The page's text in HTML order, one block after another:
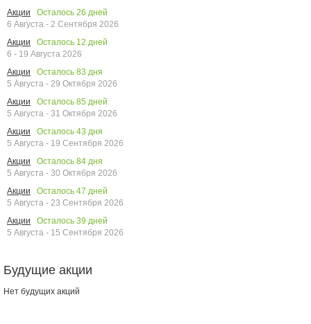
Акции
Осталось 26 дней
6 Августа - 2 Сентября 2026
Акции
Осталось 12 дней
6 - 19 Августа 2026
Акции
Осталось 83 дня
5 Августа - 29 Октября 2026
Акции
Осталось 85 дней
5 Августа - 31 Октября 2026
Акции
Осталось 43 дня
5 Августа - 19 Сентября 2026
Акции
Осталось 84 дня
5 Августа - 30 Октября 2026
Акции
Осталось 47 дней
5 Августа - 23 Сентября 2026
Акции
Осталось 39 дней
5 Августа - 15 Сентября 2026
Будущие акции
Нет будущих акций